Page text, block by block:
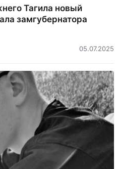
Тагила новый
замгубернатора
05.07.2025